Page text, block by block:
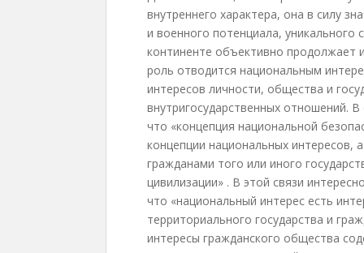
внутреннего характера, она в силу
и военного потенциала, уникального
континенте объективно продолжает
роль отводится национальным
интересов личности, общества и
внутригосударственных отношений.
что «концепция национальной
концепции национальных
гражданами того или иного
цивилизации» . В этой связи
что «национальный интерес есть
территориального государства и
интересы гражданского общества